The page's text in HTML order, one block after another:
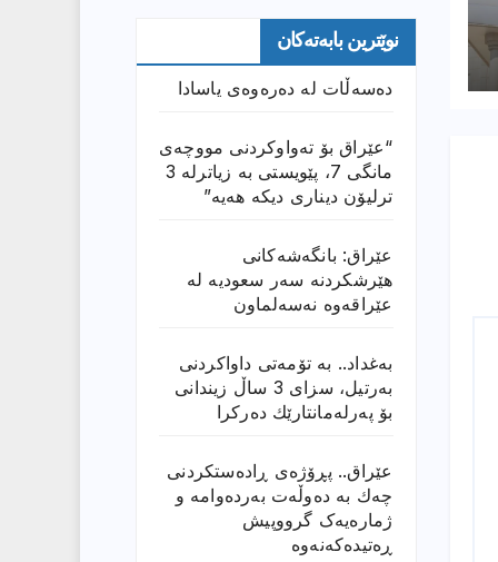
نوێترین بابەتەکان
دەسەڵات لە دەرەوەی یاسادا
“عێراق بۆ تەواوکردنی مووچەی
مانگى 7، پێویستی بە زیاترلە 3
ترلیۆن دیناری دیکە هەیە”
عێراق: بانگەشەكانی
هێرشكردنە سەر سعودیە لە
عێراقەوە نەسەلماون
بەغداد.. بە تۆمەتی داواكردنی
بەرتیل، سزای 3 ساڵ زیندانی
بۆ پەرلەمانتارێك دەركرا
عێراق.. پڕۆژەی ڕادەستكردنی
چەك بە دەوڵەت بەردەوامە و
ژمارەیەک گرووپیش
ڕەتیدەکەنەوە